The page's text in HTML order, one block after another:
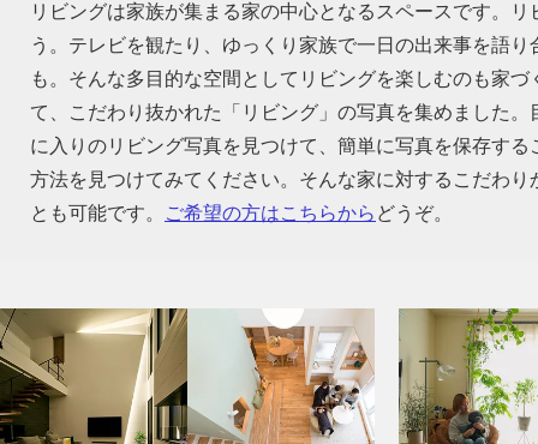
リビングは家族が集まる家の中心となるスペースです。
う。テレビを観たり、ゆっくり家族で一日の出来事を語
も。そんな多目的な空間としてリビングを楽しむのも家
て、こだわり抜かれた「リビング」の写真を集めました
に入りのリビング写真を見つけて、簡単に写真を保存す
方法を見つけてみてください。そんな家に対するこだわ
とも可能です。
ご希望の方はこちらから どうぞ。